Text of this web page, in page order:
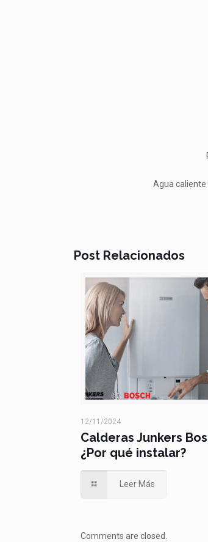
Agua
Post Relacionados
12/11/2024
Calderas Junkers
¿Por qué instalar?
Leer Más
Comments are closed.